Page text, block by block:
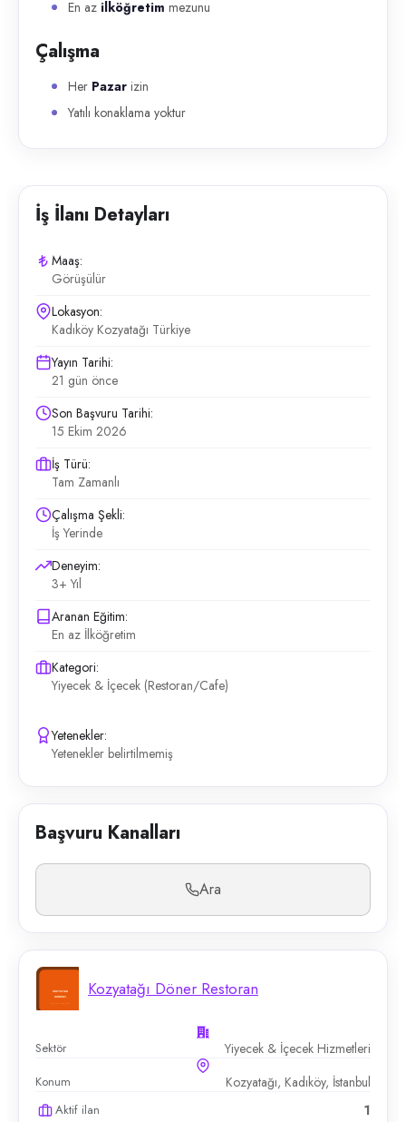
En az ilköğretim mezunu
Çalışma
Her Pazar izin
Yatılı konaklama yoktur
İş İlanı Detayları
Maaş:
Görüşülür
Lokasyon:
Kadıköy Kozyatağı Türkiye
Yayın Tarihi:
21 gün önce
Son Başvuru Tarihi:
15 Ekim 2026
İş Türü:
Tam Zamanlı
Çalışma Şekli:
İş Yerinde
Deneyim:
3+ Yıl
Aranan Eğitim:
En az İlköğretim
Kategori:
Yiyecek & İçecek (Restoran/Cafe)
Yetenekler:
Yetenekler belirtilmemiş
Başvuru Kanalları
Ara
Kozyatağı Döner Restoran
Sektör Yiyecek & İçecek Hizmetleri
Konum Kozyatağı, Kadıköy, İstanbul
Aktif ilan 1